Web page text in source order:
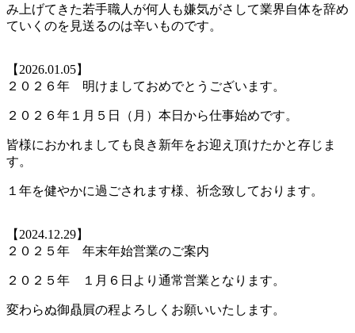
み上げてきた若手職人が何人も嫌気がさして業界自体を辞め
ていくのを見送るのは辛いものです。
【2026.01.05】
２０２６年 明けましておめでとうございます。
２０２６年１月５日（月）本日から仕事始めです。
皆様におかれましても良き新年をお迎え頂けたかと存じま
す。
１年を健やかに過ごされます様、祈念致しております。
【2024.12.29】
２０２５年 年末年始営業のご案内
２０２５年 １月６日より通常営業となります。
変わらぬ御贔屓の程よろしくお願いいたします。